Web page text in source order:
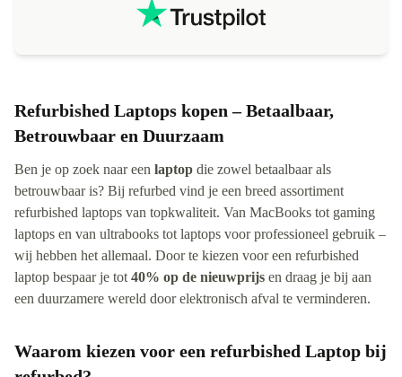
Refurbished Laptops kopen – Betaalbaar,
Betrouwbaar en Duurzaam
Ben je op zoek naar een laptop die zowel betaalbaar als
betrouwbaar is? Bij refurbed vind je een breed assortiment
refurbished laptops van topkwaliteit. Van MacBooks tot gaming
laptops en van ultrabooks tot laptops voor professioneel gebruik –
wij hebben het allemaal. Door te kiezen voor een refurbished
laptop bespaar je tot 40% op de nieuwprijs en draag je bij aan
een duurzamere wereld door elektronisch afval te verminderen.
Waarom kiezen voor een refurbished Laptop bij